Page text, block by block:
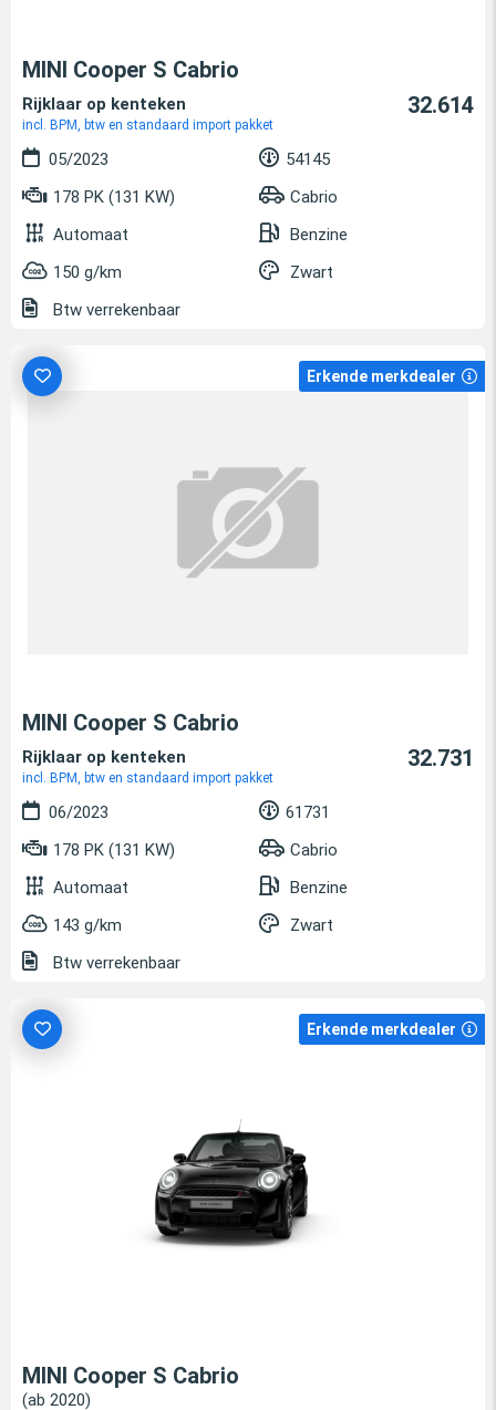
MINI Cooper S Cabrio
Rijklaar op kenteken
incl. BPM, btw en standaard import pakket
32.614
05/2023
54145
178 PK (131 KW)
Cabrio
Automaat
Benzine
150 g/km
Zwart
Btw verrekenbaar
Erkende merkdealer
MINI Cooper S Cabrio
Rijklaar op kenteken
incl. BPM, btw en standaard import pakket
32.731
06/2023
61731
178 PK (131 KW)
Cabrio
Automaat
Benzine
143 g/km
Zwart
Btw verrekenbaar
Erkende merkdealer
MINI Cooper S Cabrio
(ab 2020)